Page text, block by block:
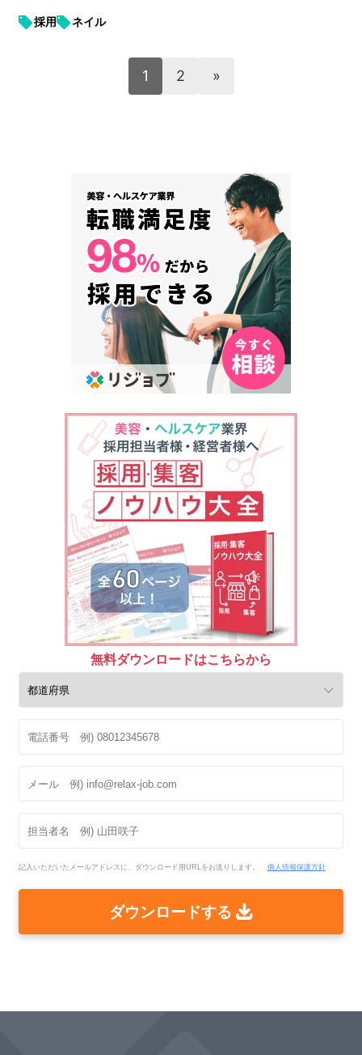
採用 ネイル
1 2 »
無料ダウンロードはこちらから
記入いただいたメールアドレスに、ダウンロード用URLをお送りします。 個人情報保護方針
ダウンロードする